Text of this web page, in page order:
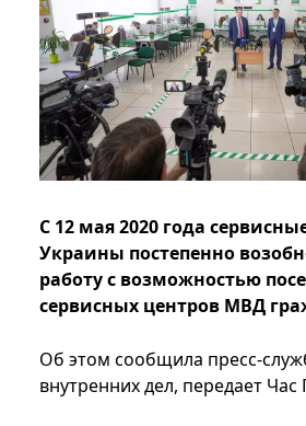
С 12 мая 2020 года
Украины постепенно
работу с возможностью
сервисных центров МВД
Об этом сообщила пресс-
внутренних дел, передает Час